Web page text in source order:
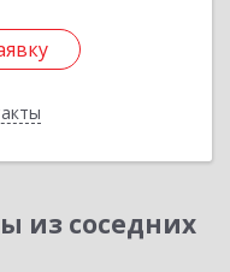
из соседних